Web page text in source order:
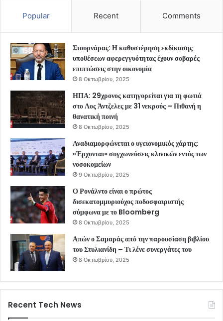
Popular Recent Comments
Στουρνάρας: Η καθυστέρηση εκδίκασης
υποθέσεων αφερεγγυότητας έχουν σοβαρές
επιπτώσεις στην οικονομία
8 Οκτωβρίου, 2025
ΗΠΑ: 29χρονος κατηγορείται για τη φωτιά
στο Λος Άντζελες με 31 νεκρούς – Πιθανή η
θανατική ποινή
8 Οκτωβρίου, 2025
Αναδιαμορφώνεται ο υγειονομικός χάρτης:
«Έρχονται» συγχωνεύσεις κλινικών εντός των
νοσοκομείων
9 Οκτωβρίου, 2025
Ο Ρονάλντο είναι ο πρώτος
δισεκατομμυριούχος ποδοσφαιριστής
σύμφωνα με το Bloomberg
8 Οκτωβρίου, 2025
Απών ο Σαμαράς από την παρουσίαση βιβλίου
του Στυλιανίδη – Τι λένε συνεργάτες του
8 Οκτωβρίου, 2025
Recent Tech News